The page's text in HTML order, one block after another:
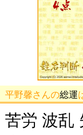
平野馨さんの総運
苦労 波乱